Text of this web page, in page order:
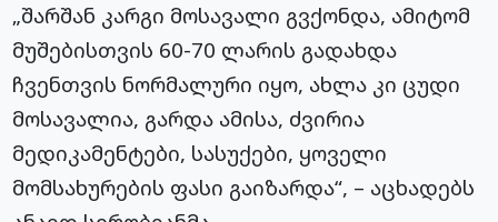
„შარშან კარგი მოსავალი გვქონდა, ამიტომ
მუშებისთვის 60-70 ლარის გადახდა
ჩვენთვის ნორმალური იყო, ახლა კი ცუდი
მოსავალია, გარდა ამისა, ძვირია
მედიკამენტები, სასუქები, ყოველი
მომსახურების ფასი გაიზარდა“, – აცხადებს